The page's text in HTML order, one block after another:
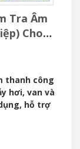
Tra Âm
Cho
thanh công
hơi, van và
hỗ trợ